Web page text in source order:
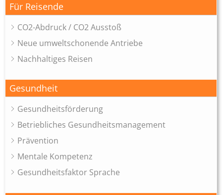
Für Reisende
CO2-Abdruck / CO2 Ausstoß
Neue umweltschonende Antriebe
Nachhaltiges Reisen
Gesundheit
Gesundheitsförderung
Betriebliches Gesundheitsmanagement
Prävention
Mentale Kompetenz
Gesundheitsfaktor Sprache